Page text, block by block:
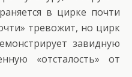
в цирке почти
тревожит, но цирк
завидную
«отсталость» от